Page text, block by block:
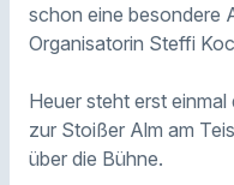
schon eine besondere
Organisatorin Steffi
Heuer steht erst
zur Stoißer Alm am
über die Bühne.